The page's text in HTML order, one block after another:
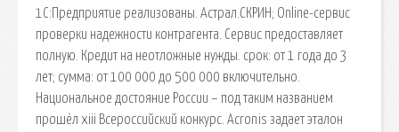
1С:Предприятие реализованы. Астрал.СКРИН; Online-сервис
проверки надежности контрагента. Сервис предоставляет
полную. Кредит на неотложные нужды. срок: от 1 года до 3
лет; сумма: от 100 000 до 500 000 включительно.
Национальное достояние России – под таким названием
прошёл xiii Всероссийский конкурс. Acronis задает эталон